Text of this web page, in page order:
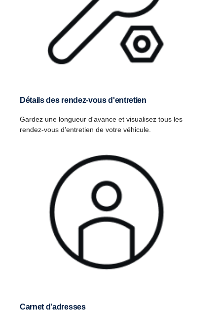
Détails des rendez-vous d'entretien
Gardez une longueur d'avance et visualisez tous les
rendez-vous d'entretien de votre véhicule.
Carnet d'adresses